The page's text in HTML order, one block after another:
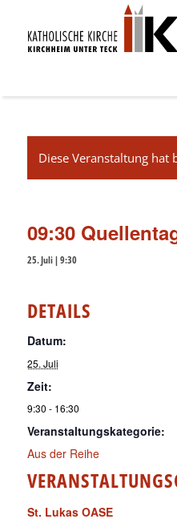
Diese Veranstaltung hat
09:30
25. Juli | 9:30
DETAILS
Datum:
25. Juli
Zeit:
9:30 - 16:30
Veranstaltungskategorie:
Aus der Reihe
St. Lukas OASE